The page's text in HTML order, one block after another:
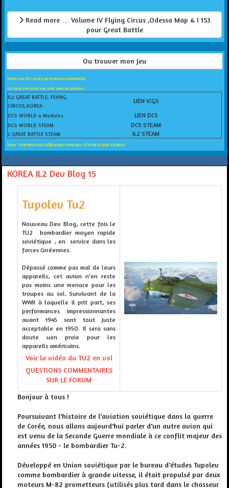
Read more … Volume IV Flying Circus ,Odessa Map & I 153
pour Great Battle
Ou trouver mon Jeu
Notre site d'a aucun partenariat commercial
Les liens sont juste une aide pour les visiteurs.
IL2 GREAT BATTLE, FLYING
CIRCUS,KOREA
LIEN 1CGS
DCS WORLD & Modules LIEN DCS
DCS WORLD STEAM DCS STEAM
2 GREAT BATTLE STEAM IL2 STEAM
Nota : attention aux différences entre jeux STEAM et jeux Editeurs
KOREA IL2 Dev Blog 15
Tupolev Tu2
Nouveau Dev Blog, cette fois le
TU2 bombardier moyen rapide
soviétique , en service dans les
forces Coréennes.
Dépassé comme pas mal de leurs
appareils, cet avion n'en reste
pas moins une menace pour les
troupes au sol. Survivant de la
WWII à laquelle il prit part, ses
performances impressionnantes
avant 1945 sont tout juste
acceptable en 195O. Il sera sans
doute uen proie pour les
appareils américains.
Voir la vidéo du TU2 en vol
QUESTIONS COMMENTAIRES
SUR LE FORUM
Bonjour à tous !
Poursuivant l'histoire de l'aviation soviétique dans la guerre
de Corée, nous allons aujourd'hui parler d'un autre avion qui
est venu de la Seconde Guerre mondiale à ce conflit majeur des
années 1950 - le bombardier Tu-2.
Développé en Union soviétique par le bureau d'études Tupolev
comme bombardier à grande vitesse, il était propulsé par deux
moteurs M-82 prometteurs (utilisés plus tard dans le chasseur